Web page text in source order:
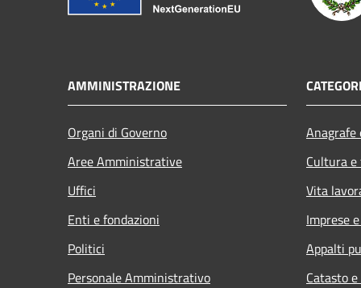
AMMINISTRAZIONE
Organi di Governo
Aree Amministrative
Uffici
Enti e fondazioni
Politici
Personale Amministrativo
Cultura
Vita
Imprese
Appalti
Catasto